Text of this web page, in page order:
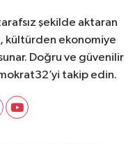
şekilde aktaran
kültürden ekonomiye
Doğru ve güvenilir
takip edin.